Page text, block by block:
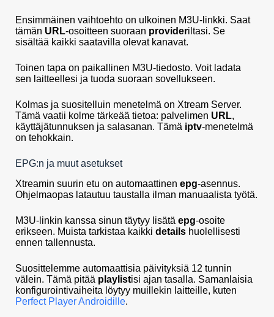
Ensimmäinen vaihtoehto on ulkoinen M3U-linkki. Saat
tämän URL-osoitteen suoraan provideriltasi. Se
sisältää kaikki saatavilla olevat kanavat.
Toinen tapa on paikallinen M3U-tiedosto. Voit ladata
sen laitteellesi ja tuoda suoraan sovellukseen.
Kolmas ja suositelluin menetelmä on Xtream Server.
Tämä vaatii kolme tärkeää tietoa: palvelimen URL,
käyttäjätunnuksen ja salasanan. Tämä iptv-menetelmä
on tehokkain.
EPG:n ja muut asetukset
Xtreamin suurin etu on automaattinen epg-asennus.
Ohjelmaopas latautuu taustalla ilman manuaalista työtä.
M3U-linkin kanssa sinun täytyy lisätä epg-osoite
erikseen. Muista tarkistaa kaikki details huolellisesti
ennen tallennusta.
Suosittelemme automaattisia päivityksiä 12 tunnin
välein. Tämä pitää playlistisi ajan tasalla. Samanlaisia
konfigurointivaiheita löytyy muillekin laitteille, kuten
Perfect Player Androidille.